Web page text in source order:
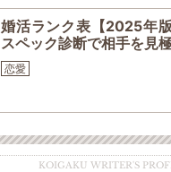
婚活ランク表【2025年
スペック診断で相手を見
恋愛
KOIGAKU WRITER'S